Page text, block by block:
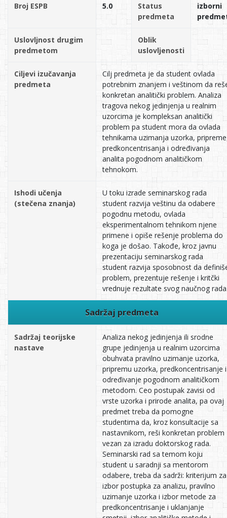
Broj ESPB 5.0
Status
predmeta
izborni
Uslovljnost drugim
predmetom
Oblik
uslovljenosti
Ciljevi izučavanja
predmeta
Cilj predmeta je da student ovlada
potrebnim znanjem i veštinom da
konkretan analitički problem. Analiza
tragova nekog jedinjenja u realnim
uzorcima je kompleksan analitički
problem pa student mora da ovlada
tehnikama uzimanja uzorka,
predkoncentrisanja i određivanja
analita pogodnom analitičkom
tehnokom.
Ishodi učenja
(stečena znanja)
U toku izrade seminarskog rada
student razvija veštinu da odabere
pogodnu metodu, ovlada
eksperimentalnom tehnikom njene
primene i opiše rešenje problema do
koga je došao. Takođe, kroz javnu
prezentaciju seminarskog rada
student razvija sposobnost da
problem, prezentuje rešenje i kritčki
vrednuje rezultate svog naučnog
Sadržaj predmeta
Sadržaj teorijske
nastave
Analiza nekog jedinjenja ili srodne
grupe jedinjenja u realnim uzorcima
obuhvata pravilno uzimanje uzorka,
pripremu uzorka, predkoncentrisanje i
određivanje pogodnom analitičkom
metodom. Ceo postupak zavisi od
vrste uzorka i prirode analita, pa ovaj
predmet treba da pomogne
studentima da, kroz konsultacije sa
nastavnikom, reši konkretan problem
vezan za izradu doktorskog rada.
Seminarski rad sa temom koju
student u saradnji sa mentorom
odabere, treba da sadrži: kriterijum za
izbor postupka za analizu, pravilno
uzimanje uzorka i izbor metode za
predkoncentrisanje i uklanjanje